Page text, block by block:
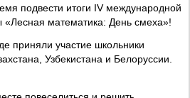
подвести итоги IV международной
математика: День смеха»!
приняли участие школьники
Узбекистана и Белоруссии.